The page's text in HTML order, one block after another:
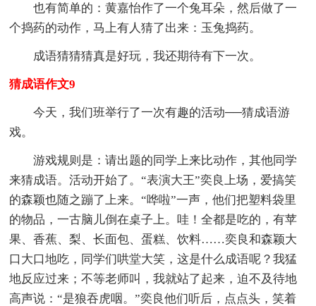
也有简单的：黄嘉怡作了一个兔耳朵，然后做了一
个捣药的动作，马上有人猜了出来：玉兔捣药。
成语猜猜猜真是好玩，我还期待有下一次。
猜成语作文9
今天，我们班举行了一次有趣的活动──猜成语游
戏。
游戏规则是：请出题的同学上来比动作，其他同学
来猜成语。活动开始了。“表演大王”奕良上场，爱搞笑
的森颖也随之蹦了上来。“哗啦”一声，他们把塑料袋里
的物品，一古脑儿倒在桌子上。哇！全都是吃的，有苹
果、香蕉、梨、长面包、蛋糕、饮料……奕良和森颖大
口大口地吃，同学们哄堂大笑，这是什么成语呢？我猛
地反应过来；不等老师叫，我就站了起来，迫不及待地
高声说：“是狼吞虎咽。”奕良他们听后，点点头，笑着